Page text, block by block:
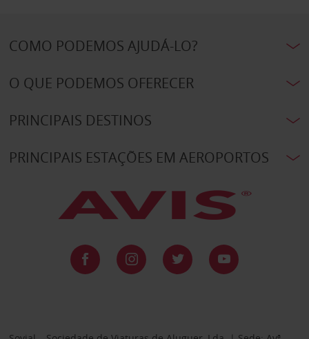
COMO PODEMOS AJUDÁ-LO?
O QUE PODEMOS OFERECER
PRINCIPAIS DESTINOS
PRINCIPAIS ESTAÇÕES EM AEROPORTOS